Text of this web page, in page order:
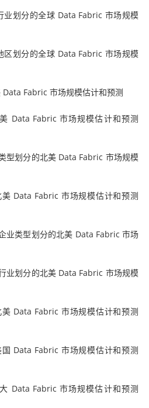
划分的全球 Data Fabric 市场规模
划分的全球 Data Fabric 市场规模
Fabric 市场规模估计和预测
Data Fabric 市场规模估计和预测
型划分的北美 Data Fabric 市场规模
Data Fabric 市场规模估计和预测
业类型划分的北美 Data Fabric 市场
业划分的北美 Data Fabric 市场规模
Data Fabric 市场规模估计和预测
Data Fabric 市场规模估计和预测
Data Fabric 市场规模估计和预测